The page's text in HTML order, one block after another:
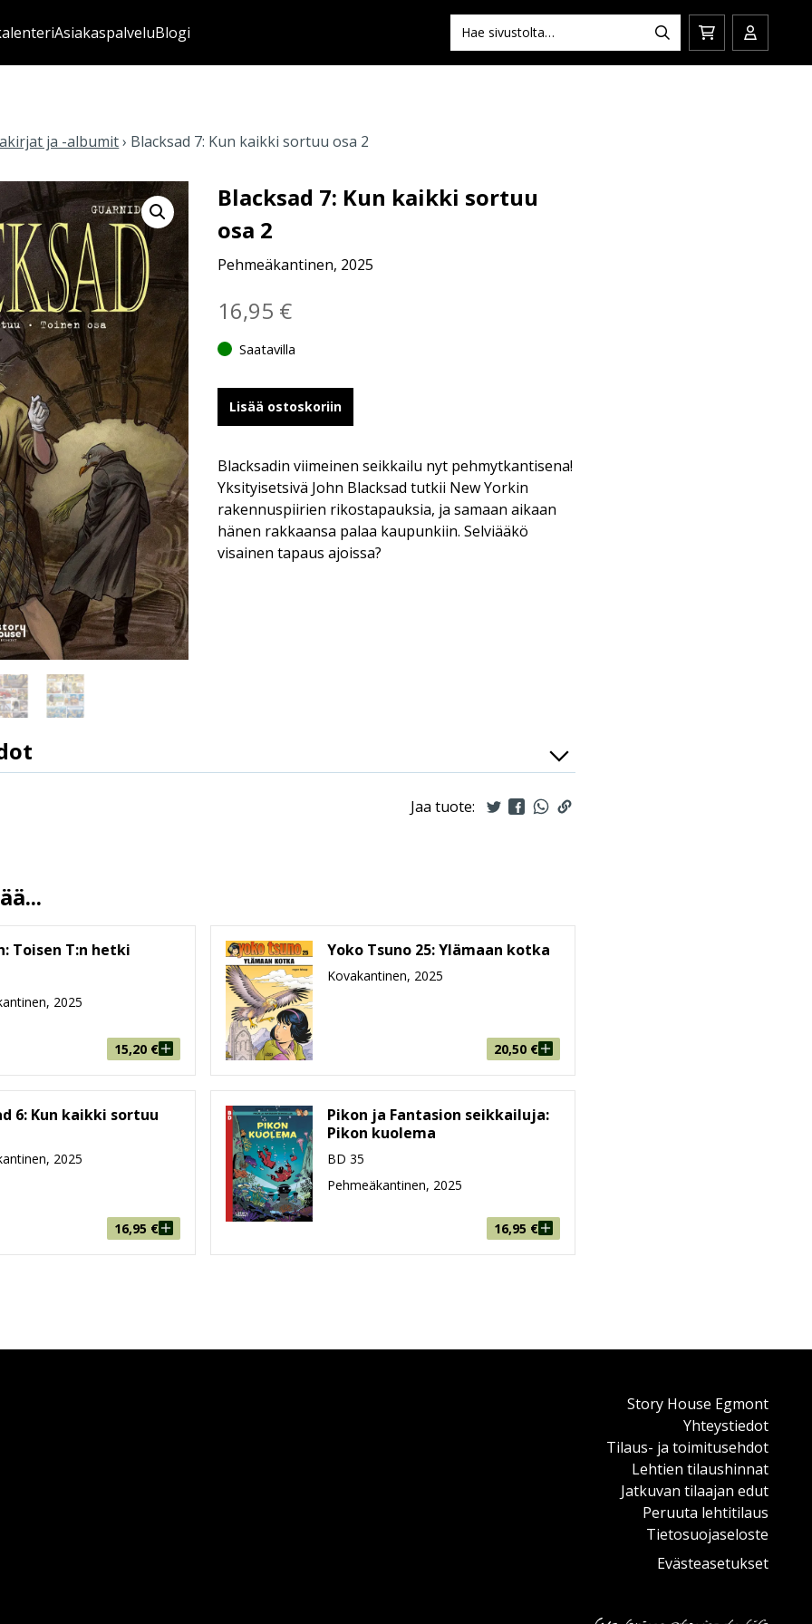
AsiakaspalveluBlogi
Hae:
Hae
Siirry
Avaa/
ja -albumit› Blacksad 7: Kun kaikki sortuu osa 2
Blacksad 7: Kun kaikki sortuu
osa 2
Pehmeäkantinen, 2025
16,95 €
Saatavilla
Lisää ostoskoriin
Blacksadin viimeinen seikkailu nyt pehmytkantisena!
Yksityisetsivä John Blacksad tutkii New Yorkin
rakennuspiirien rikostapauksia, ja samaan aikaan
hänen rakkaansa palaa kaupunkiin. Selviääkö
visainen tapaus ajoissa?
9789523348158
55
215 mm * 288 mm * 6 mm
236g
Jaa tuote:
Toisen T:n hetki
2025
15,20 €
Yoko Tsuno 25: Ylämaan kotka
Kovakantinen, 2025
20,50 €
6: Kun kaikki sortuu
2025
16,95 €
Pikon ja Fantasion seikkailuja:
Pikon kuolema
BD 35
Pehmeäkantinen, 2025
16,95 €
Story House Egmont
Yhteystiedot
Tilaus- ja toimitusehdot
Lehtien tilaushinnat
Jatkuvan tilaajan edut
Peruuta lehtitilaus
Tietosuojaseloste
Evästeasetukset